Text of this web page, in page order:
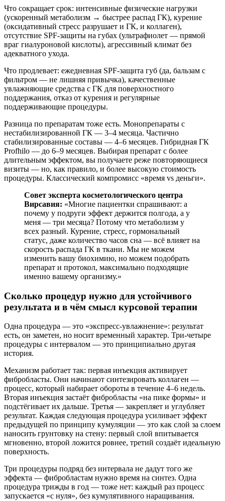
Что сокращает срок: интенсивные физические нагрузки
(ускоренный метаболизм → быстрее распад ГК), курение
(оксидативный стресс разрушает и ГК, и коллаген),
отсутствие SPF-защиты на губах (ультрафиолет — прямой
враг гиалуроновой кислоты), агрессивный климат без
адекватного ухода.
Что продлевает: ежедневная SPF-защита губ (да, бальзам с
фильтром — не лишняя привычка), качественные
увлажняющие средства с ГК для поверхностного
поддержания, отказ от курения и регулярные
поддерживающие процедуры.
Разница по препаратам тоже есть. Монопрепараты с
нестабилизированной ГК — 3–4 месяца. Частично
стабилизированные составы — 4–6 месяцев. Гибридная ГК
Profhilo — до 6–9 месяцев. Выбирая препарат с более
длительным эффектом, вы получаете реже повторяющиеся
визиты — но, как правило, и более высокую стоимость
процедуры. Классический компромисс «время vs деньги».
Совет эксперта косметологического центра
Вирсавия: «Многие пациентки спрашивают: а
почему у подруги эффект держится полгода, а у
меня — три месяца? Потому что метаболизм у
всех разный. Курение, стресс, гормональный
статус, даже количество часов сна — всё влияет на
скорость распада ГК в ткани. Мы не можем
изменить вашу биохимию, но можем подобрать
препарат и протокол, максимально подходящие
именно вашему организму.»
Сколько процедур нужно для устойчивого
результата и в чём смысл курсовой терапии
Одна процедура — это «экспресс-увлажнение»: результат
есть, он заметен, но носит временный характер. Три-четыре
процедуры с интервалом — это принципиально другая
история.
Механизм работает так: первая инъекция активирует
фибробласты. Они начинают синтезировать коллаген —
процесс, который набирает обороты в течение 4–6 недель.
Вторая инъекция застаёт фибробласты «на пике формы» и
подстёгивает их дальше. Третья — закрепляет и углубляет
результат. Каждая следующая процедура усиливает эффект
предыдущей по принципу кумуляции — это как слой за слоем
наносить грунтовку на стену: первый слой впитывается
мгновенно, второй ложится ровнее, третий создаёт идеальную
поверхность.
Три процедуры подряд без интервала не дадут того же
эффекта — фибробластам нужно время на синтез. Одна
процедура трижды в год — тоже нет: каждый раз процесс
запускается «с нуля», без кумулятивного наращивания.